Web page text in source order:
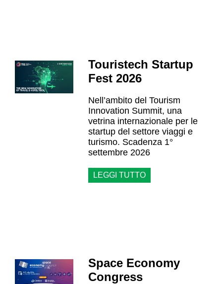
Touristech Startup
Fest 2026
Nell’ambito del Tourism
Innovation Summit, una
vetrina internazionale per le
startup del settore viaggi e
turismo. Scadenza 1°
settembre 2026
LEGGI TUTTO
Space Economy
Congress